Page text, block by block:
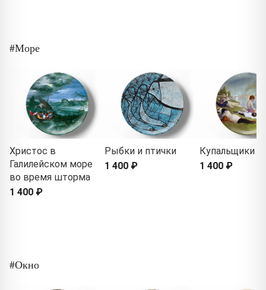
#Море
Христос в
Галилейском море
во время шторма
1 400 ₽
Рыбки и птички
1 400 ₽
Купальщики
1 400 ₽
#Окно